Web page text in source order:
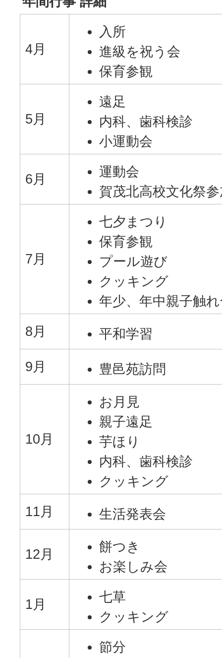
4月
入所
進級を祝う会
保育参観
5月
遠足
内科、歯科検診
小運動会
6月
運動会
賀茂北高校文化祭
7月
七夕まつり
保育参観
プール遊び
クッキング
年少、年中親子触
8月
平和学習
9月 豊邑苑訪問
10月
お月見
親子遠足
芋ほり
内科、歯科検診
クッキング
11月
生活発表会
12月
餅つき
お楽しみ会
1月
七草
クッキング
節分